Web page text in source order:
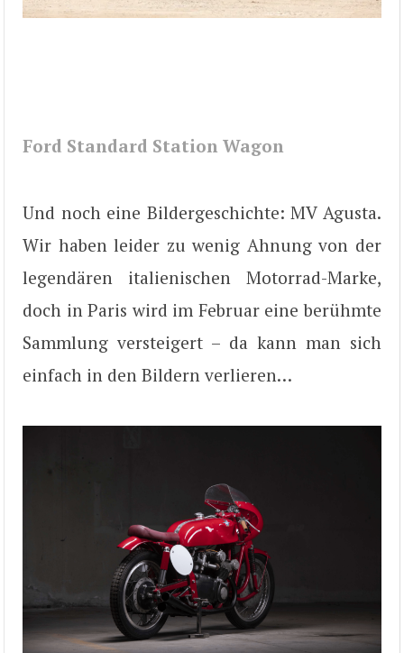
Ford Standard Station Wagon
Und noch eine Bildergeschichte: MV Agusta.
Wir haben leider zu wenig Ahnung von der
legendären italienischen Motorrad-Marke,
doch in Paris wird im Februar eine berühmte
Sammlung versteigert – da kann man sich
einfach in den Bildern verlieren…